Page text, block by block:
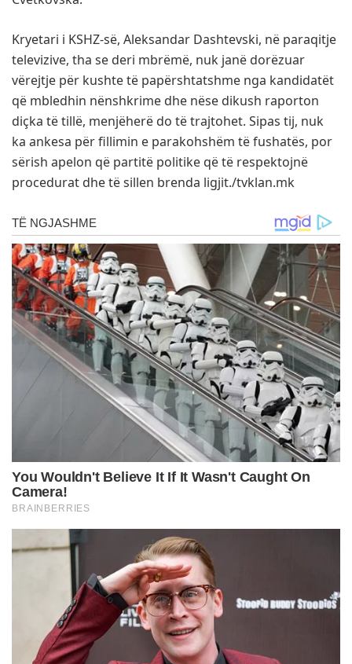
Kryetari i KSHZ-së, Aleksandar Dashtevski, në paraqitje
televizive, tha se deri mbrëmë, nuk janë dorëzuar
vërejtje për kushte të papërshtatshme nga kandidatët
që mbledhin nënshkrime dhe nëse dikush raporton
diçka të tillë, menjëherë do të trajtohet. Sipas tij, nuk
ka ankesa për fillimin e parakohshëm të fushatës, por
sërish apelon që partitë politike që të respektojnë
procedurat dhe të sillen brenda ligjit./tvklan.mk